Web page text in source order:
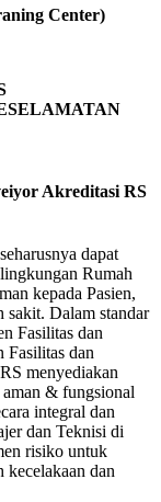
Center)
Akreditasi RS
dapat
Rumah
kepada Pasien,
sakit. Dalam standar
Fasilitas dan
Fasilitas dan
menyediakan
& fungsional
integral dan
dan Teknisi di
risiko untuk
kecelakaan dan